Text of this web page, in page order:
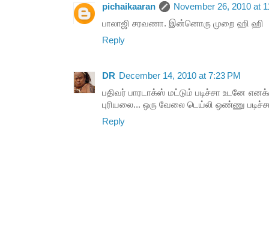
pichaikaaran
November 26, 2010 at
பாலாஜி சரவணா. இன்னொரு முறை ஹி ஹி
Reply
DR December 14, 2010 at 7:23 PM
பதிவர் பாரடாக்ஸ் மட்டும் படிச்சா உடனே
புரியலை... ஒரு வேலை டெய்லி ஒண்ணு
Reply